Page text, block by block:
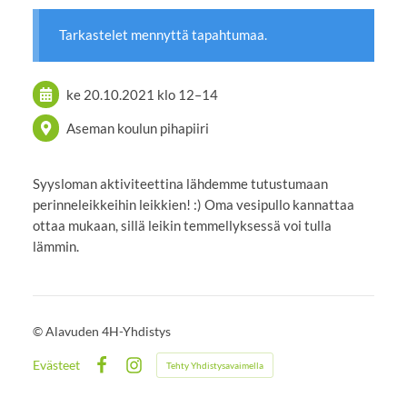
Tarkastelet mennyttä tapahtumaa.
ke 20.10.2021 klo 12–14
Aseman koulun pihapiiri
Syysloman aktiviteettina lähdemme tutustumaan
perinneleikkeihin leikkien! :) Oma vesipullo kannattaa
ottaa mukaan, sillä leikin temmellyksessä voi tulla
lämmin.
©Alavuden 4H-Yhdistys
Evästeet
Instagram
Tehty Yhdistysavaimella